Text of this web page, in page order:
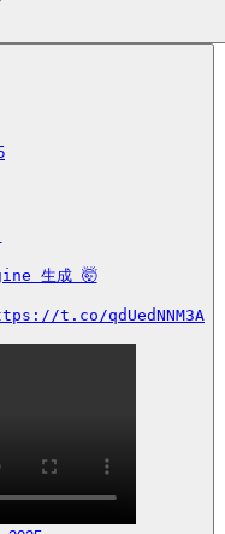
生成 🤯
t.co/qdUedNNM3A